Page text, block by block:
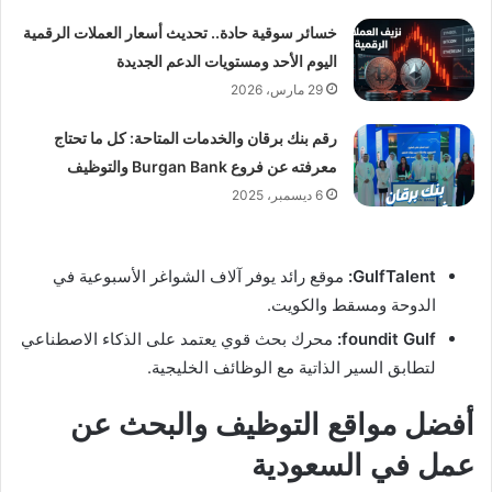
خسائر سوقية حادة.. تحديث أسعار العملات الرقمية
اليوم الأحد ومستويات الدعم الجديدة
29 مارس، 2026
رقم بنك برقان والخدمات المتاحة: كل ما تحتاج
معرفته عن فروع Burgan Bank والتوظيف
6 ديسمبر، 2025
GulfTalent: موقع رائد يوفر آلاف الشواغر الأسبوعية في
الدوحة ومسقط والكويت.
foundit Gulf: محرك بحث قوي يعتمد على الذكاء الاصطناعي
لتطابق السير الذاتية مع الوظائف الخليجية.
أفضل مواقع التوظيف والبحث عن
عمل في السعودية